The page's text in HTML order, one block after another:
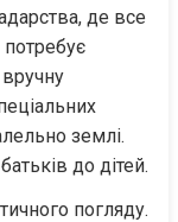
де все
землі.
до дітей.
погляду.